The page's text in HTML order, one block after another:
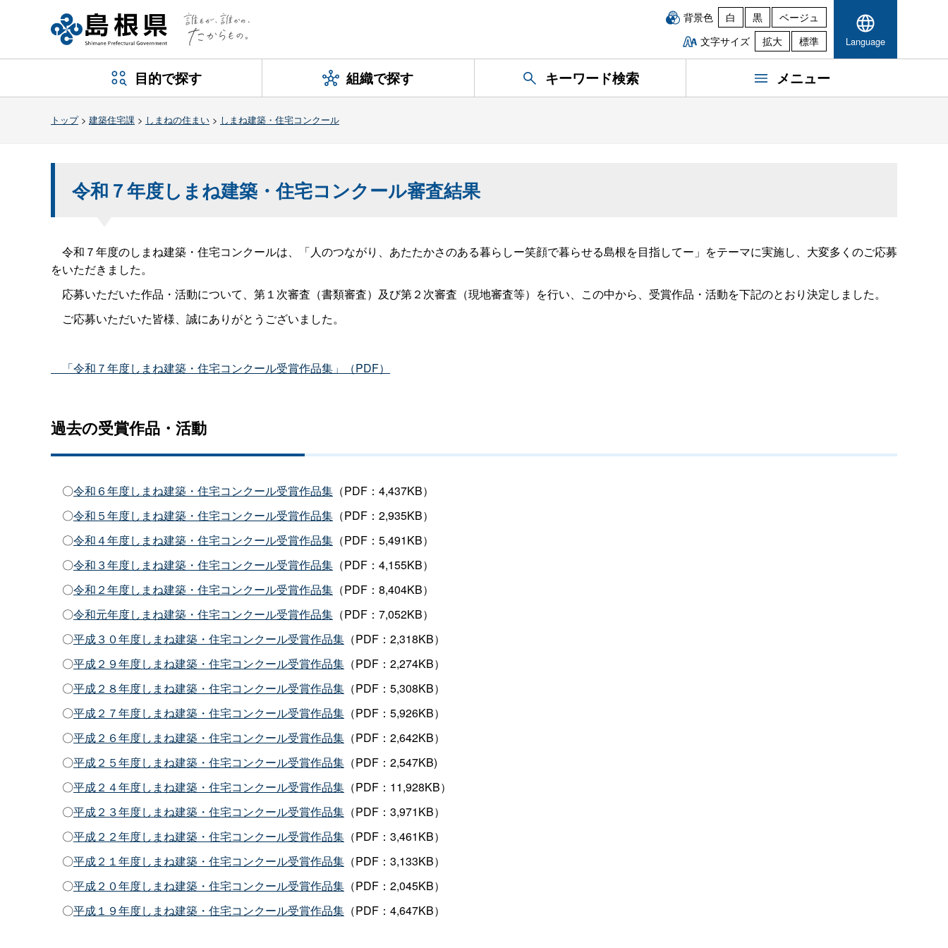
背景色 白 黒
ベージュ
文字サイズ
拡大 標準 Language
目的で探す 組織で探す キーワード検索 メニュー
トップ> 建築住宅課 > しまねの住まい > しまね建築・住宅コンクール
令和７年度しまね建築・住宅コンクール審査結果
令和７年度のしまね建築・住宅コンクールは、「人のつながり、あたたかさのある暮らしー笑顔で暮らせる島根を目指してー」をテーマに実施し、大変多くのご応募
をいただきました。
応募いただいた作品・活動について、第１次審査（書類審査）及び第２次審査（現地審査等）を行い、この中から、受賞作品・活動を下記のとおり決定しました。
ご応募いただいた皆様、誠にありがとうございました。
「令和７年度しまね建築・住宅コンクール受賞作品集」（PDF）
過去の受賞作品・活動
〇令和６年度しまね建築・住宅コンクール受賞作品集 （PDF：4,437KB）
〇令和５年度しまね建築・住宅コンクール受賞作品集 （PDF：2,935KB）
〇令和４年度しまね建築・住宅コンクール受賞作品集 （PDF：5,491KB）
〇令和３年度しまね建築・住宅コンクール受賞作品集 （PDF：4,155KB）
〇令和２年度しまね建築・住宅コンクール受賞作品集 （PDF：8,404KB）
〇令和元年度しまね建築・住宅コンクール受賞作品集 （PDF：7,052KB）
〇平成３０年度しまね建築・住宅コンクール受賞作品集 （PDF：2,318KB）
〇平成２９年度しまね建築・住宅コンクール受賞作品集 （PDF：2,274KB）
〇平成２８年度しまね建築・住宅コンクール受賞作品集 （PDF：5,308KB）
〇平成２７年度しまね建築・住宅コンクール受賞作品集 （PDF：5,926KB）
〇平成２６年度しまね建築・住宅コンクール受賞作品集 （PDF：2,642KB）
〇平成２５年度しまね建築・住宅コンクール受賞作品集 （PDF：2,547KB)
〇平成２４年度しまね建築・住宅コンクール受賞作品集 （PDF：11,928KB）
〇平成２３年度しまね建築・住宅コンクール受賞作品集 （PDF：3,971KB）
〇平成２２年度しまね建築・住宅コンクール受賞作品集 （PDF：3,461KB）
〇平成２１年度しまね建築・住宅コンクール受賞作品集 （PDF：3,133KB）
〇平成２０年度しまね建築・住宅コンクール受賞作品集 （PDF：2,045KB）
〇平成１９年度しまね建築・住宅コンクール受賞作品集 （PDF：4,647KB）